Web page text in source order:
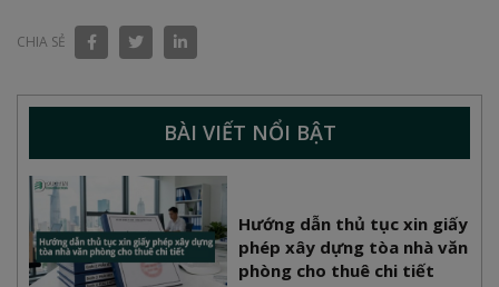
CHIA SẺ
BÀI VIẾT NỔI BẬT
Hướng dẫn thủ tục xin giấy
phép xây dựng tòa nhà văn
phòng cho thuê chi tiết